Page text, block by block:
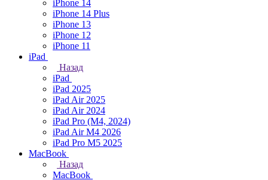
iPhone 14
iPhone 14 Plus
iPhone 13
iPhone 12
iPhone 11
iPad
Назад
iPad
iPad 2025
iPad Air 2025
iPad Air 2024
iPad Pro (M4, 2024)
iPad Air M4 2026
iPad Pro M5 2025
MacBook
Назад
MacBook